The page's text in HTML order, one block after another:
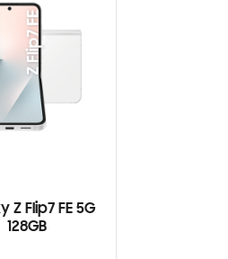
Z Flip7 FE 5G
128GB